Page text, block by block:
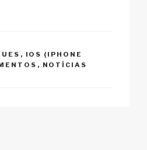
, IOS (IPHONE
, NOTÍCIAS